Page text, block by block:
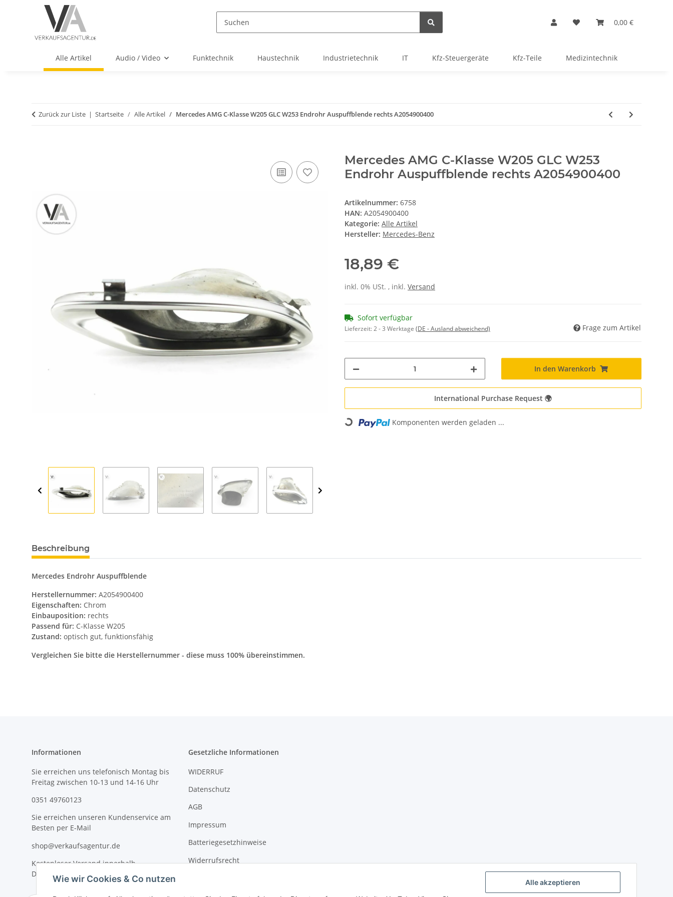
Alle akzeptieren
Wie wir Cookies & Co nutzen
0,00 €
Alle Artikel Audio / Video Funktechnik Haustechnik Industrietechnik IT Kfz-Steuergeräte Kfz-Teile Medizintechnik
Zurück zur Liste Startseite Alle Artikel Mercedes AMG C-Klasse W205 GLC W253 Endrohr Auspuffblende rechts A2054900400
Mercedes AMG C-Klasse W205 GLC W253
Endrohr Auspuffblende rechts A2054900400
Artikelnummer: 6758
HAN: A2054900400
Kategorie: Alle Artikel
Hersteller: Mercedes-Benz
18,89 €
inkl. 0% USt. , inkl. Versand
Sofort verfügbar
Lieferzeit:2 - 3 Werktage (DE - Ausland abweichend) Frage zum Artikel
In den Warenkorb
International Purchase Request 🌍
Loading... Komponenten werden geladen ...
Beschreibung
Mercedes Endrohr Auspuffblende
Herstellernummer: A2054900400
Eigenschaften: Chrom
Einbauposition: rechts
Passend für: C-Klasse W205
Zustand: optisch gut, funktionsfähig
Vergleichen Sie bitte die Herstellernummer - diese muss 100% übereinstimmen.
Informationen
Sie erreichen uns telefonisch Montag bis
Freitag zwischen 10-13 und 14-16 Uhr
0351 49760123
Sie erreichen unseren Kundenservice am
Besten per E-Mail
shop@verkaufsagentur.de
Kostenloser Versand innerhalb
Deutschlands
Gesetzliche Informationen
WIDERRUF
Datenschutz
AGB
Impressum
Batteriegesetzhinweise
Widerrufsrecht